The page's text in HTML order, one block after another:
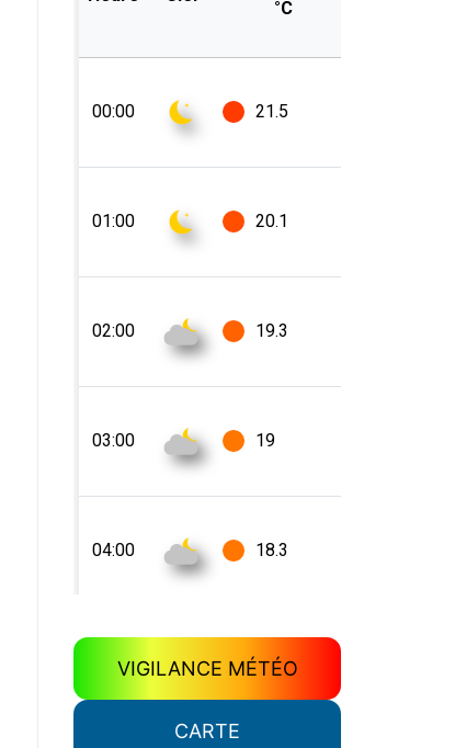
VIGILANCE MÉTÉO
CARTE